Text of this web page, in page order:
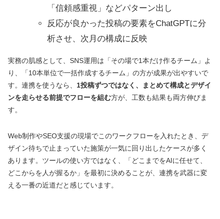
「信頼感重視」などパターン出し
反応が良かった投稿の要素をChatGPTに分
析させ、次月の構成に反映
実務の肌感として、SNS運用は「その場で1本だけ作るチーム」よ
り、「10本単位で一括作成するチーム」の方が成果が出やすいで
す。連携を使うなら、 1投稿ずつではなく、まとめて構成とデザイ
ンを走らせる前提でフローを組む方が、工数も結果も両方伸びま
す。
Web制作やSEO支援の現場でこのワークフローを入れたとき、デ
ザイン待ちで止まっていた施策が一気に回り出したケースが多く
あります。ツールの使い方ではなく、「どこまでをAIに任せて、
どこからを人が握るか」を最初に決めることが、連携を武器に変
える一番の近道だと感じています。